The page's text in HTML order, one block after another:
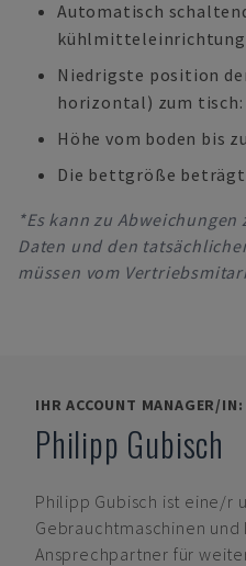
Automatisch
Niedrigste position
horizontal) zum tisch:
Höhe vom boden bis
Die bettgröße beträgt
*Es kann zu
Daten und den
müssen vom
IHR ACCOUNT MANAGER/IN:
Philipp Gubisch
Philipp Gubisch ist eine/r
Gebrauchtmaschinen
Ansprechpartner für